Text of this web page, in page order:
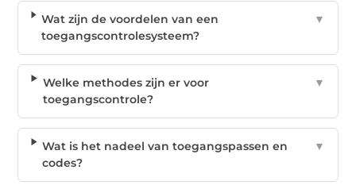
Wat zijn de voordelen van een
toegangscontrolesysteem?
▼
Welke methodes zijn er voor
toegangscontrole?
▼
Wat is het nadeel van toegangspassen en
codes?
▼